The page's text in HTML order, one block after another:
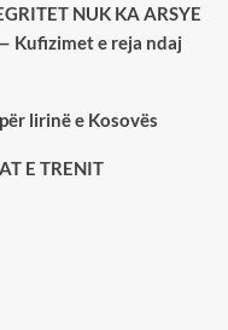
NUK KA ARSYE
— Kufizimet e reja ndaj
lirinë e Kosovës
E TRENIT